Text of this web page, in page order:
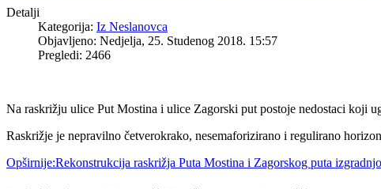
Detalji
Kategorija: Iz Neslanovca
Objavljeno: Nedjelja, 25. Studenog 2018. 15:57
Pregledi: 2466
Na raskrižju ulice Put Mostina i ulice Zagorski put postoje nedostaci koji
Raskrižje je nepravilno četverokrako, nesemaforizirano i regulirano
Opširnije:Rekonstrukcija raskrižja Puta Mostina i Zagorskog puta